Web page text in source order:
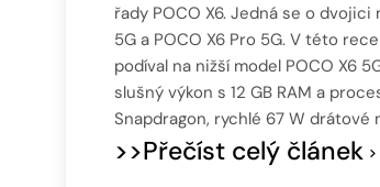
řady POCO X6. Jedná se o dvojici
5G a POCO X6 Pro 5G. V této
podíval na nižší model POCO X6
slušný výkon s 12 GB RAM a
Snapdragon, rychlé 67 W drátové
>>Přečíst celý článek